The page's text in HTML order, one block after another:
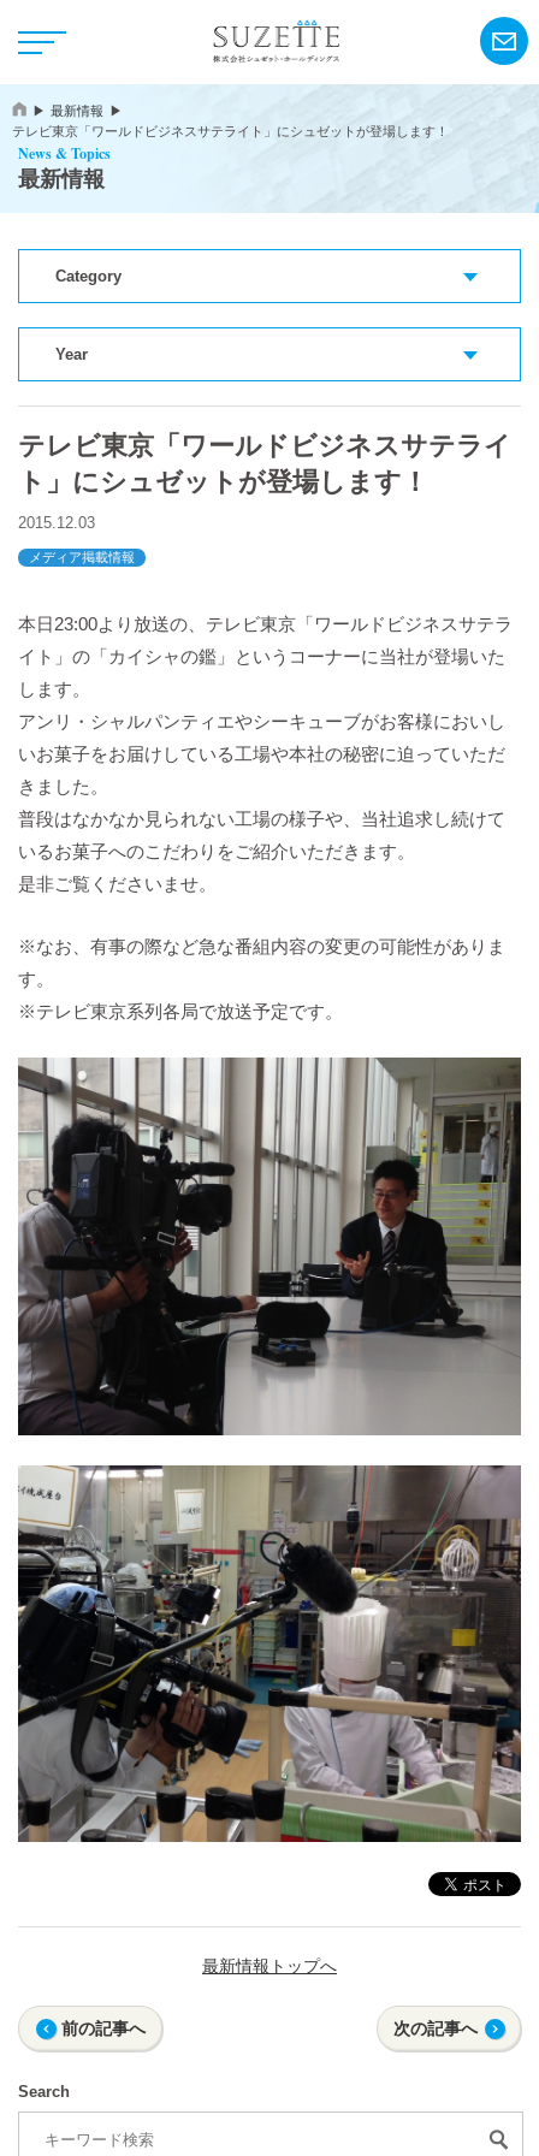
NEWS
CSR
アンリ・シャルパンティエ
シーキューブ
カサネオ
バックハウスイリエ
アクセスマップ
English
最新情報
テレビ東京「ワールドビジネスサテライト」にシュゼットが登場します！
News & Topics
最新情報
Category
Year
テレビ東京「ワールドビジネスサテライ
ト」にシュゼットが登場します！
2015.12.03
メディア掲載情報
本日23:00より放送の、テレビ東京「ワールドビジネスサテラ
イト」の「カイシャの鑑」というコーナーに当社が登場いた
します。
アンリ・シャルパンティエやシーキューブがお客様においし
いお菓子をお届けしている工場や本社の秘密に迫っていただ
きました。
普段はなかなか見られない工場の様子や、当社追求し続けて
いるお菓子へのこだわりをご紹介いただきます。
是非ご覧くださいませ。
※なお、有事の際など急な番組内容の変更の可能性がありま
す。
※テレビ東京系列各局で放送予定です。
前の記事へ
最新情報トップへ
次の記事へ
Search